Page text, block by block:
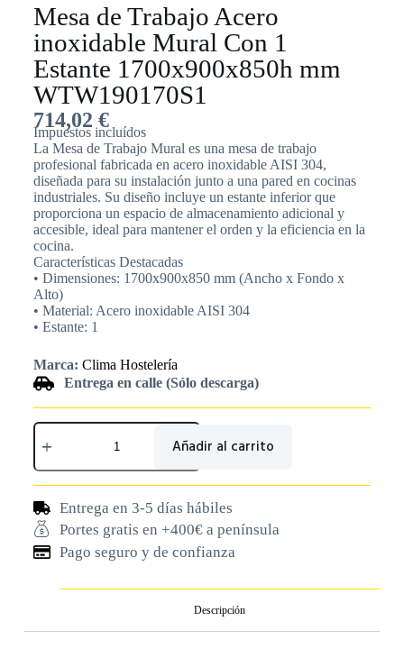
Mesa de Trabajo Acero
inoxidable Mural Con 1
Estante 1700x900x850h mm
WTW190170S1
714,02 €
Impuestos incluídos
La Mesa de Trabajo Mural es una mesa de trabajo
profesional fabricada en acero inoxidable AISI 304,
diseñada para su instalación junto a una pared en cocinas
industriales. Su diseño incluye un estante inferior que
proporciona un espacio de almacenamiento adicional y
accesible, ideal para mantener el orden y la eficiencia en la
cocina.
Características Destacadas
• Dimensiones: 1700x900x850 mm (Ancho x Fondo x
Alto)
• Material: Acero inoxidable AISI 304
• Estante: 1
Marca: Clima Hostelería
Entrega en calle (Sólo descarga)
Añadir al carrito
Entrega en 3-5 días hábiles
Portes gratis en +400€ a península
Pago seguro y de confianza
Descripción